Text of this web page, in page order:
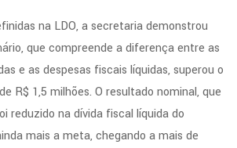
na LDO, a secretaria demonstrou
que compreende a diferença entre as
e as despesas fiscais líquidas, superou o
R$ 1,5 milhões. O resultado nominal, que
reduzido na dívida fiscal líquida do
mais a meta, chegando a mais de